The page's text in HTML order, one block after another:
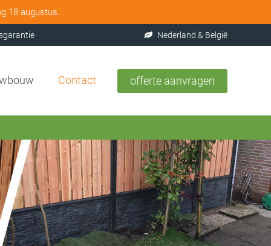
18 augustus.
Nederland & België
Contact offerte aanvragen